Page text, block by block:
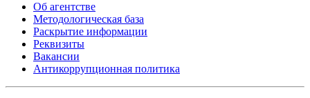
Об агентстве
Методологическая база
Раскрытие информации
Реквизиты
Вакансии
Антикоррупционная политика